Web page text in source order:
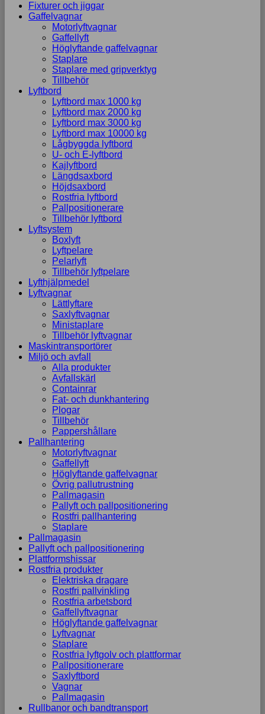
Fixturer och jiggar
Gaffelvagnar
Motorlyftvagnar
Gaffellyft
Höglyftande gaffelvagnar
Staplare
Staplare med gripverktyg
Tillbehör
Lyftbord
Lyftbord max 1000 kg
Lyftbord max 2000 kg
Lyftbord max 3000 kg
Lyftbord max 10000 kg
Lågbyggda lyftbord
U- och E-lyftbord
Kajlyftbord
Längdsaxbord
Höjdsaxbord
Rostfria lyftbord
Pallpositionerare
Tillbehör lyftbord
Lyftsystem
Boxlyft
Lyftpelare
Pelarlyft
Tillbehör lyftpelare
Lyfthjälpmedel
Lyftvagnar
Lättlyftare
Saxlyftvagnar
Ministaplare
Tillbehör lyftvagnar
Maskintransportörer
Miljö och avfall
Alla produkter
Avfallskärl
Containrar
Fat- och dunkhantering
Plogar
Tillbehör
Pappershållare
Pallhantering
Motorlyftvagnar
Gaffellyft
Höglyftande gaffelvagnar
Övrig pallutrustning
Pallmagasin
Pallyft och pallpositionering
Rostfri pallhantering
Staplare
Pallmagasin
Pallyft och pallpositionering
Plattformshissar
Rostfria produkter
Elektriska dragare
Rostfri pallvinkling
Rostfria arbetsbord
Gaffellyftvagnar
Höglyftande gaffelvagnar
Lyftvagnar
Staplare
Rostfria lyftgolv och plattformar
Pallpositionerare
Saxlyftbord
Vagnar
Pallmagasin
Rullbanor och bandtransport